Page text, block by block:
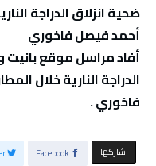
ضحية انزلاق الدراجة
أحمد فيصل فاخوري
أفاد مراسل موقع بانيت
الدراجة النارية خلال
فاخوري .
‫‫ شاركها‬ Facebook